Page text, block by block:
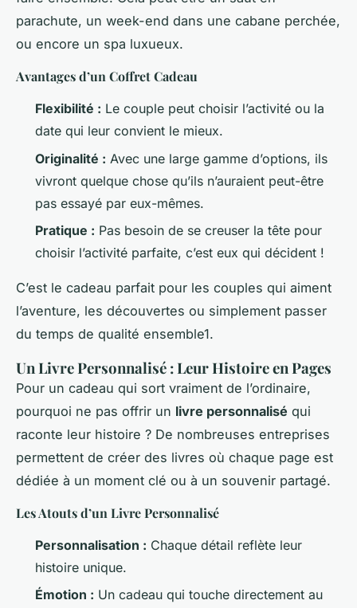
parachute, un week-end dans une cabane perchée,
ou encore un spa luxueux.
Avantages d’un Coffret Cadeau
Flexibilité : Le couple peut choisir l’activité ou la
date qui leur convient le mieux.
Originalité : Avec une large gamme d’options, ils
vivront quelque chose qu’ils n’auraient peut-être
pas essayé par eux-mêmes.
Pratique : Pas besoin de se creuser la tête pour
choisir l’activité parfaite, c’est eux qui décident !
C’est le cadeau parfait pour les couples qui aiment
l’aventure, les découvertes ou simplement passer
du temps de qualité ensemble1.
Un Livre Personnalisé : Leur Histoire en Pages
Pour un cadeau qui sort vraiment de l’ordinaire,
pourquoi ne pas offrir un livre personnalisé qui
raconte leur histoire ? De nombreuses entreprises
permettent de créer des livres où chaque page est
dédiée à un moment clé ou à un souvenir partagé.
Les Atouts d’un Livre Personnalisé
Personnalisation : Chaque détail reflète leur
histoire unique.
Émotion : Un cadeau qui touche directement au